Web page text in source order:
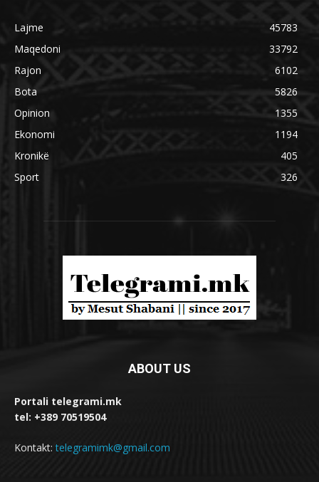
Lajme
45783
Maqedoni
33792
Rajon
6102
Bota
5826
Opinion
1355
Ekonomi
1194
Kronikë
405
Sport
326
ABOUT US
Portali telegrami.mk
tel: +389 70519504
Kontakt:telegramimk@gmail.com